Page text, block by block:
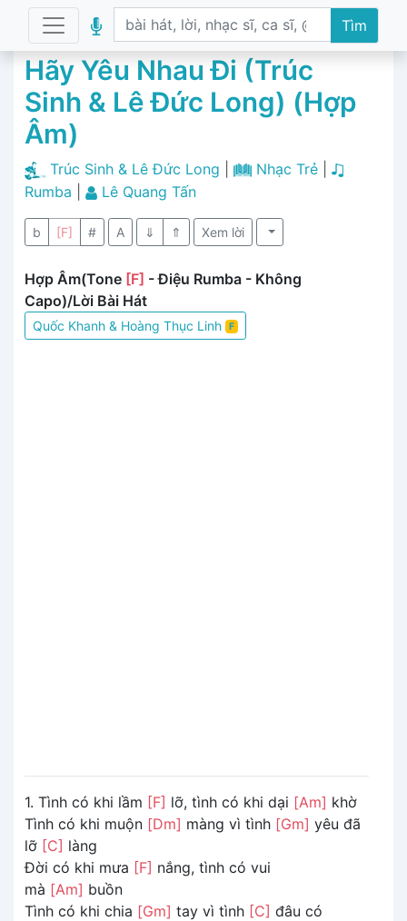
Tìm
Hãy Yêu Nhau Đi (Trúc
Sinh & Lê Đức Long) (Hợp
Âm)
Trúc Sinh & Lê Đức Long Nhạc Trẻ|
Rumba
Lê Quang Tấn
b [F] # A ⇓ ⇑ Xem lời
Hợp Âm(Tone [F] - Điệu Rumba - Không
Capo)/Lời Bài Hát
Quốc Khanh & Hoàng Thục Linh F
1. Tình có khi lầm [F] lỡ, tình có khi dại [Am] khờ
Tình có khi muộn [Dm] màng vì tình [Gm] yêu đã
lỡ [C] làng
Đời có khi mưa [F] nắng, tình có vui
mà [Am] buồn
Tình có khi chia [Gm] tay vì tình [C] đâu có